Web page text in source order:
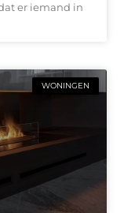
er iemand in
WONINGEN